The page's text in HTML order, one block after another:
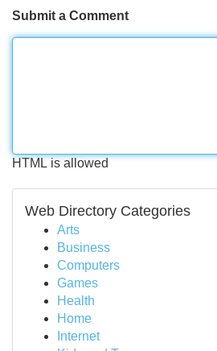
Submit a Comment
HTML is allowed
Web Directory Categories
Arts
Business
Computers
Games
Health
Home
Internet